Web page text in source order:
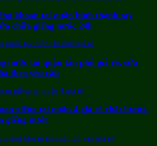
khoan tại quận bình thạnh tay
chữa giếng nước 24h
nước tại quận tân phú giá rẻ, sửa
theo yêu cầu
giếng tại quận 4 giá rẻ chất lượng,
giếng nước